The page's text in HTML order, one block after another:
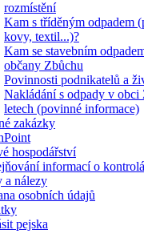
rozmístění
Kam s tříděným odpadem
kovy, textil...)?
Kam se stavebním
občany Zbůchu
Povinnosti podnikatelů a
Nakládání s odpady v
letech (povinné informace)
zakázky
hospodářství
informací o
a nálezy
osobních údajů
pejska